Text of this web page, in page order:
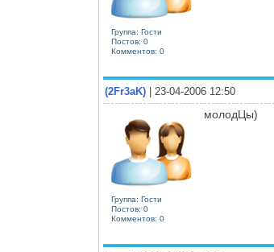
Группа: Гости
Постов: 0
Комментов: 0
(2Fr3aK) | 23-04-2006 12:50
Группа: Гости
Постов: 0
Комментов: 0
молодЦы)